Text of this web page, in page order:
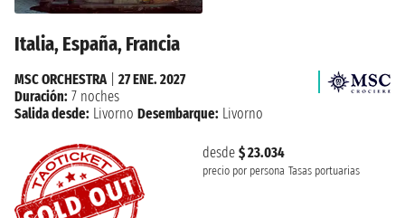
Italia, España, Francia
desde $ 23.034
precio por persona Tasas portuarias
MSC ORCHESTRA
27 ENE. 2027
Duración: 7 noches
Salida desde: Livorno Desembarque: Livorno